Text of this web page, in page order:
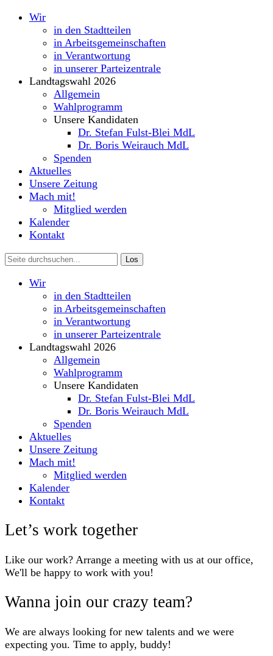
Wir
in den Stadtteilen
in Arbeitsgemeinschaften
in Verantwortung
in unserer Parteizentrale
Landtagswahl 2026
Allgemein
Wahlprogramm
Unsere Kandidaten
Dr. Stefan Fulst-Blei MdL
Dr. Boris Weirauch MdL
Spenden
Aktuelles
Unsere Zeitung
Mach mit!
Mitglied werden
Kalender
Kontakt
Wir
in den Stadtteilen
in Arbeitsgemeinschaften
in Verantwortung
in unserer Parteizentrale
Landtagswahl 2026
Allgemein
Wahlprogramm
Unsere Kandidaten
Dr. Stefan Fulst-Blei MdL
Dr. Boris Weirauch MdL
Spenden
Aktuelles
Unsere Zeitung
Mach mit!
Mitglied werden
Kalender
Kontakt
Let’s work together
Like our work? Arrange a meeting with us at our office,
We'll be happy to work with you!
Wanna join our crazy team?
We are always looking for new talents and we were
expecting you. Time to apply, buddy!